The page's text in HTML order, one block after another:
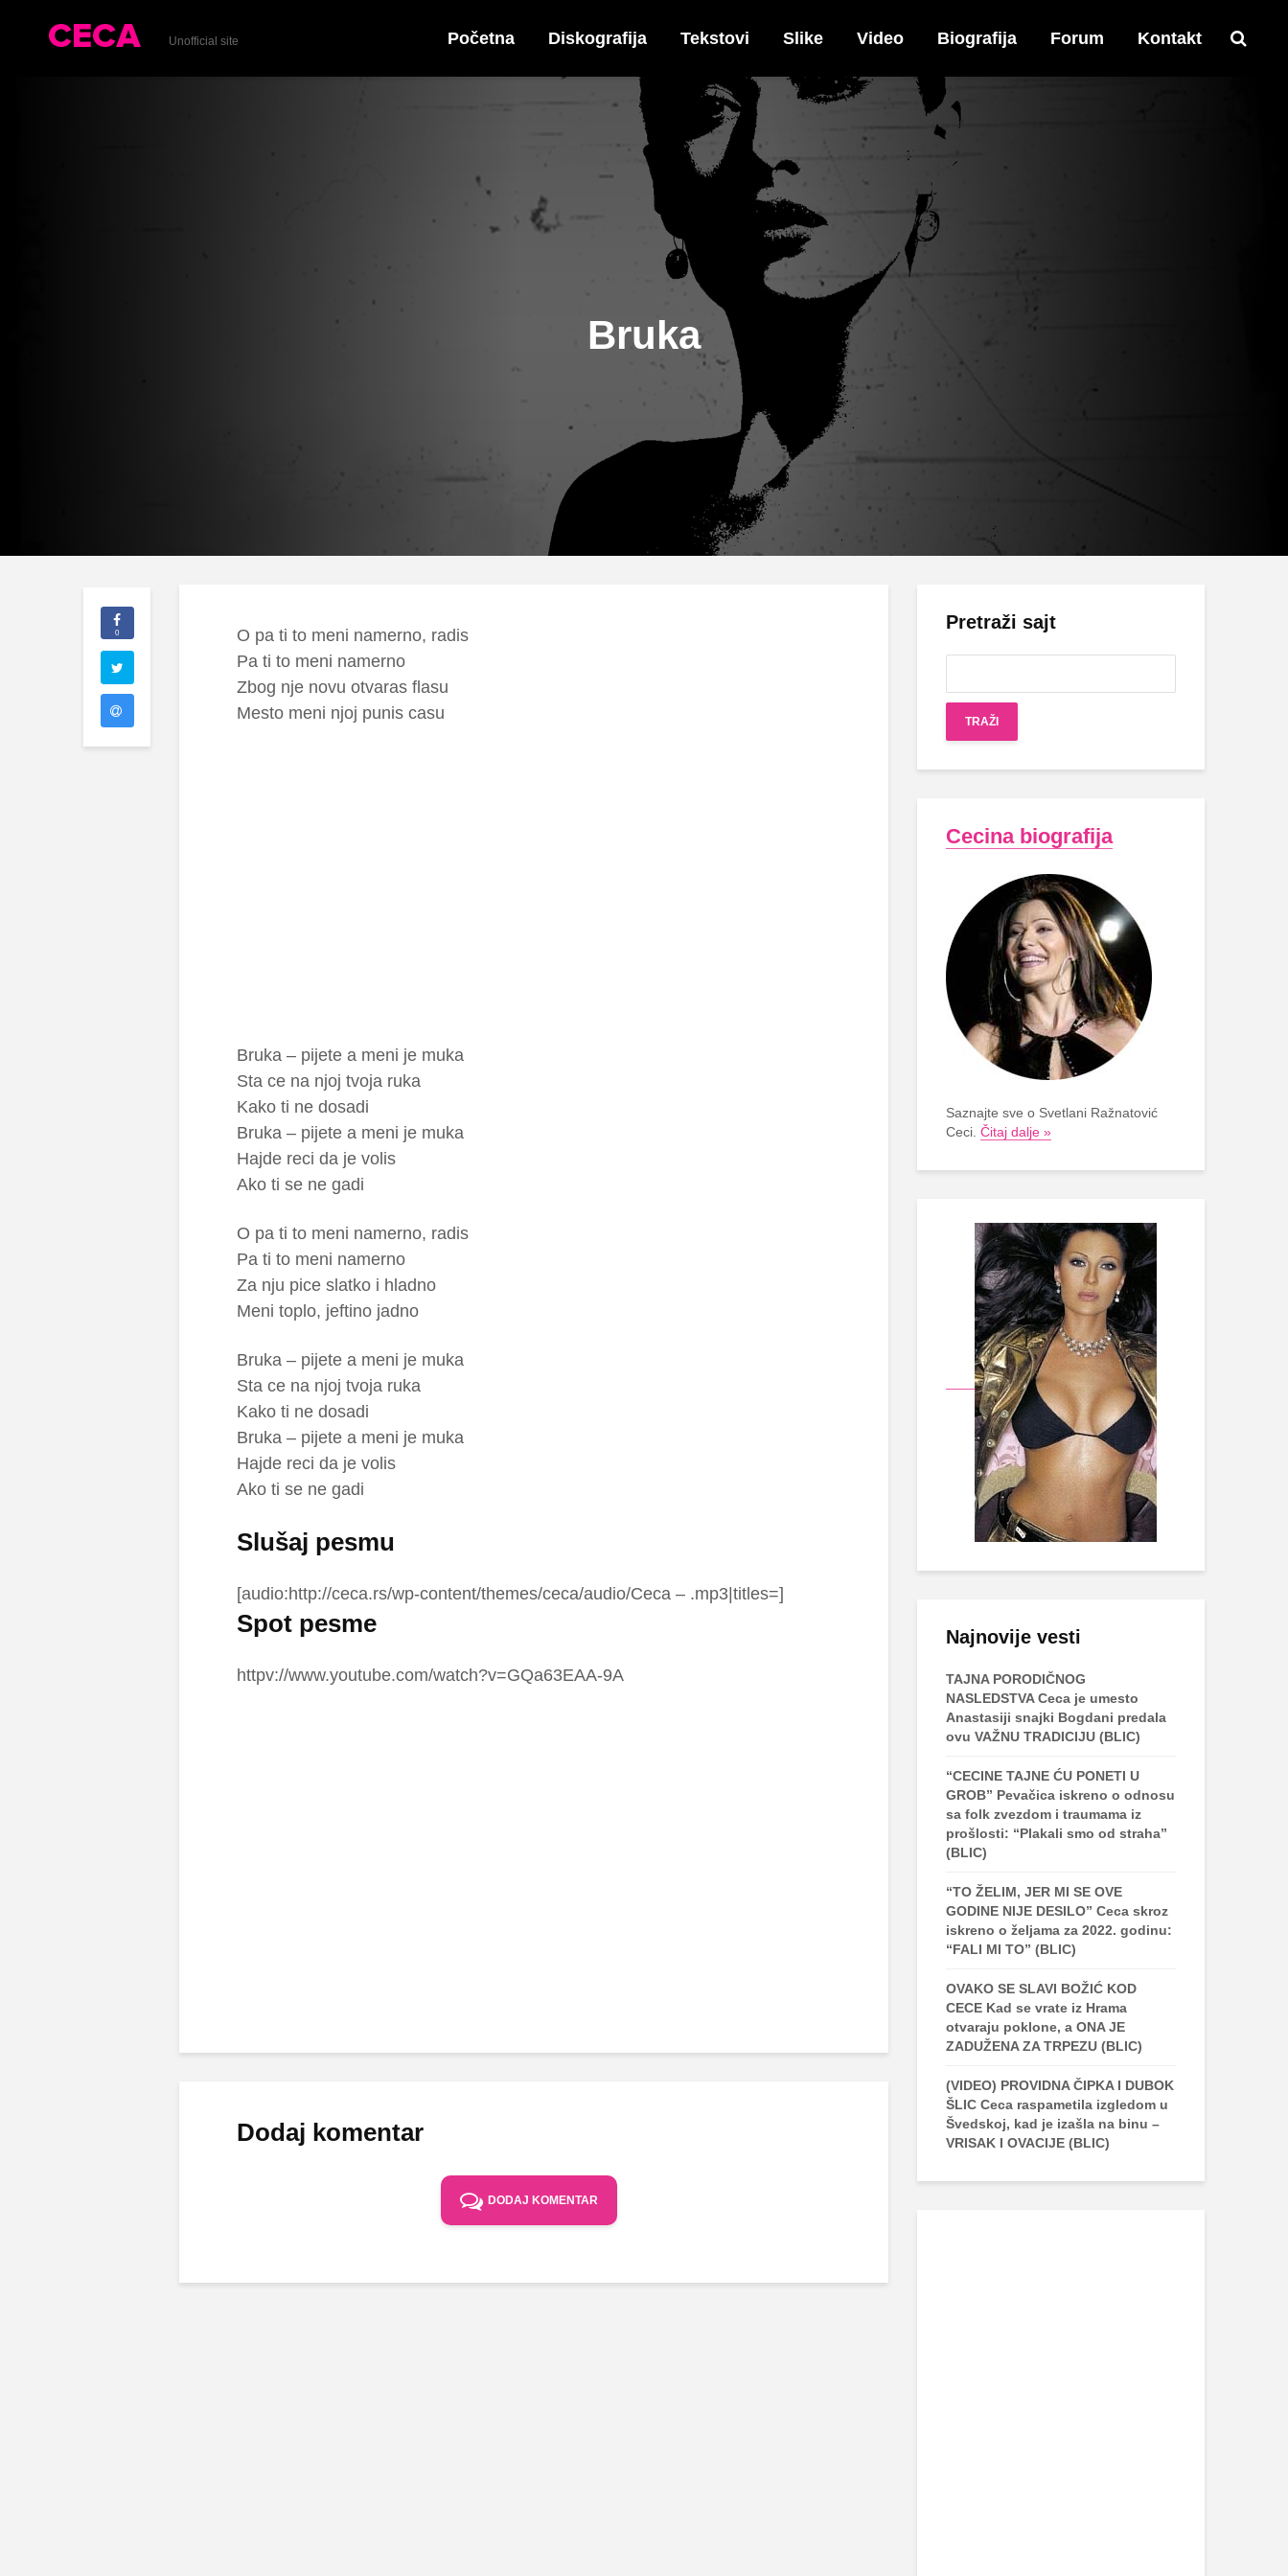
Unofficial site Početna Diskografija Tekstovi Slike Video Biografija Forum Kontakt
Bruka
0
O pa ti to meni namerno, radis
Pa ti to meni namerno
Zbog nje novu otvaras flasu
Mesto meni njoj punis casu
Bruka – pijete a meni je muka
Sta ce na njoj tvoja ruka
Kako ti ne dosadi
Bruka – pijete a meni je muka
Hajde reci da je volis
Ako ti se ne gadi
O pa ti to meni namerno, radis
Pa ti to meni namerno
Za nju pice slatko i hladno
Meni toplo, jeftino jadno
Bruka – pijete a meni je muka
Sta ce na njoj tvoja ruka
Kako ti ne dosadi
Bruka – pijete a meni je muka
Hajde reci da je volis
Ako ti se ne gadi
Slušaj pesmu
[audio:http://ceca.rs/wp-content/themes/ceca/audio/Ceca – .mp3|titles=]
Spot pesme
httpv://www.youtube.com/watch?v=GQa63EAA-9A
Dodaj komentar
DODAJ KOMENTAR
Pretraži sajt
Cecina biografija
Saznajte sve o Svetlani Ražnatović
Ceci. Čitaj dalje »
Najnovije vesti
TAJNA PORODIČNOG
NASLEDSTVA Ceca je umesto
Anastasiji snajki Bogdani predala
ovu VAŽNU TRADICIJU (BLIC)
“CECINE TAJNE ĆU PONETI U
GROB” Pevačica iskreno o odnosu
sa folk zvezdom i traumama iz
prošlosti: “Plakali smo od straha”
(BLIC)
“TO ŽELIM, JER MI SE OVE
GODINE NIJE DESILO” Ceca skroz
iskreno o željama za 2022. godinu:
“FALI MI TO” (BLIC)
OVAKO SE SLAVI BOŽIĆ KOD
CECE Kad se vrate iz Hrama
otvaraju poklone, a ONA JE
ZADUŽENA ZA TRPEZU (BLIC)
(VIDEO) PROVIDNA ČIPKA I DUBOK
ŠLIC Ceca raspametila izgledom u
Švedskoj, kad je izašla na binu –
VRISAK I OVACIJE (BLIC)